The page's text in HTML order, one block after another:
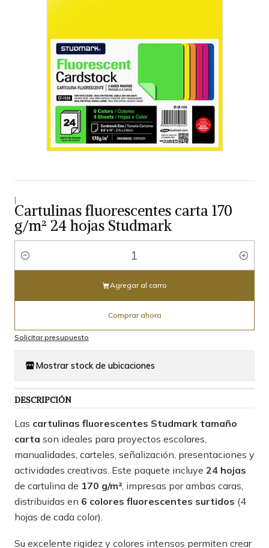
|
Cartulinas fluorescentes carta 170
g/m² 24 hojas Studmark
Cantidad
Agregar al carro
Comprar ahora
Solicitar presupuesto
Mostrar stock de ubicaciones
DESCRIPCIÓN
Las cartulinas fluorescentes Studmark tamaño
carta son ideales para proyectos escolares,
manualidades, carteles, señalización, presentaciones y
actividades creativas. Este paquete incluye 24 hojas
de cartulina de 170 g/m², impresas por ambas caras,
distribuidas en 6 colores fluorescentes surtidos (4
hojas de cada color).
Su excelente rigidez y colores intensos permiten crear